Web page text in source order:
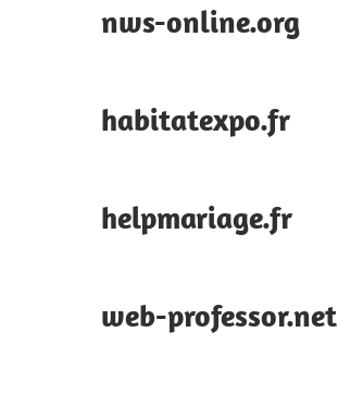
nws-online.org
habitatexpo.fr
helpmariage.fr
web-professor.net